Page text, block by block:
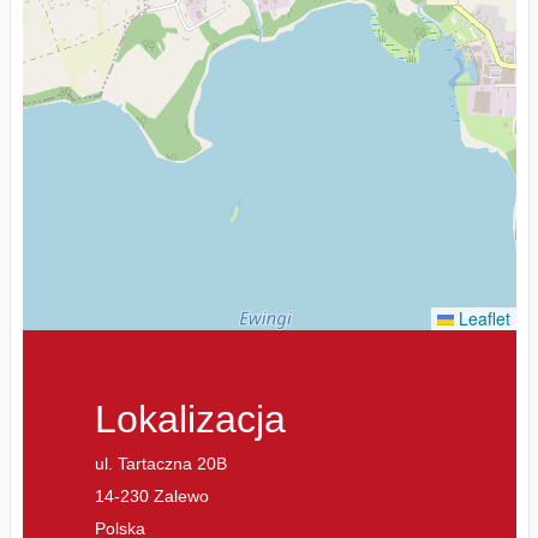
Leaflet
Lokalizacja
ul. Tartaczna 20B
14-230 Zalewo
Polska